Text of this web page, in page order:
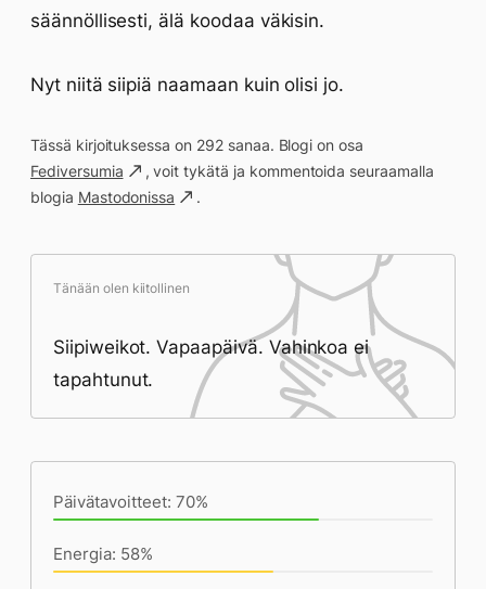
säännöllisesti, älä koodaa väkisin.
Nyt niitä siipiä naamaan kuin olisi jo.
Tässä kirjoituksessa on 292 sanaa. Blogi on osa
Fediversumia
, voit tykätä ja kommentoida seuraamalla
blogia Mastodonissa .
Tänään olen kiitollinen
Siipiweikot. Vapaapäivä. Vahinkoa ei
tapahtunut.
Päivätavoitteet: 70%
Energia: 58%